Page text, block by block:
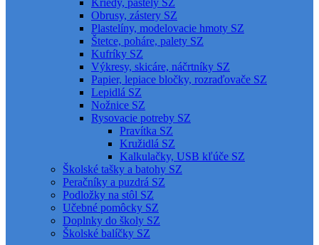
Kriedy, pastely SZ
Obrusy, zástery SZ
Plastelíny, modelovacie hmoty SZ
Štetce, poháre, palety SZ
Kufríky SZ
Výkresy, skicáre, náčrtníky SZ
Papier, lepiace bločky, rozraďovače SZ
Lepidlá SZ
Nožnice SZ
Rysovacie potreby SZ
Pravítka SZ
Kružidlá SZ
Kalkulačky, USB kľúče SZ
Školské tašky a batohy SZ
Peračníky a puzdrá SZ
Podložky na stôl SZ
Učebné pomôcky SZ
Doplnky do školy SZ
Školské balíčky SZ